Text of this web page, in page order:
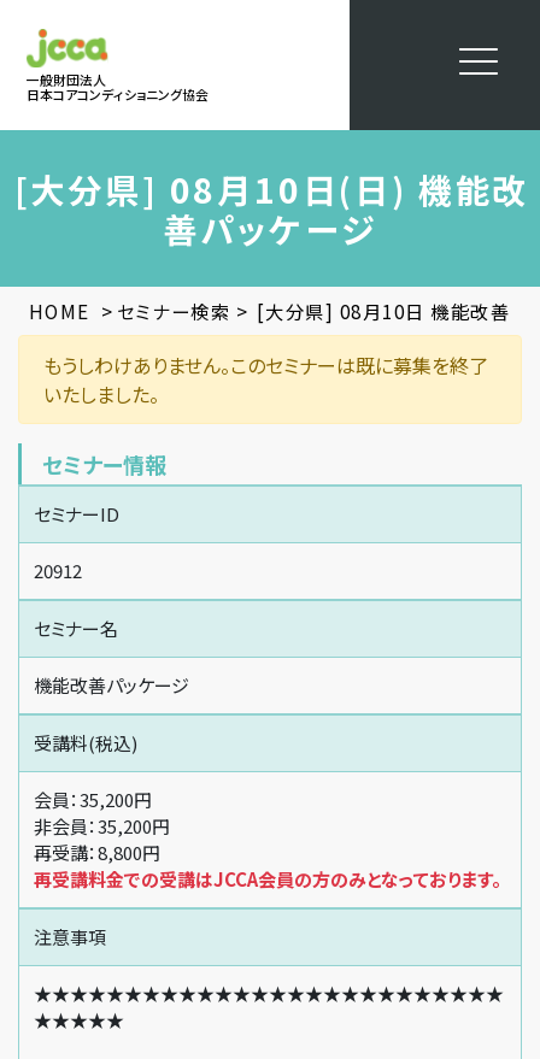
一般財団法人
日本コアコンディショニング協会
[大分県] 08月10日(日) 機能改
善パッケージ
HOME > セミナー検索 > [大分県] 08月10日 機能改善パ
もうしわけありません。このセミナーは既に募集を終了
いたしました。
セミナー情報
セミナーID
20912
セミナー名
機能改善パッケージ
受講料(税込)
会員：35,200円
非会員：35,200円
再受講：8,800円
再受講料金での受講はJCCA会員の方のみとなっております。
注意事項
★★★★★★★★★★★★★★★★★★★★★★★★★★
★★★★★